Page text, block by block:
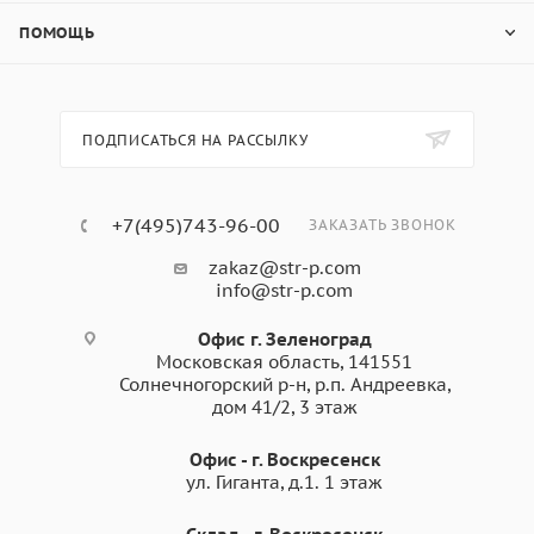
ПОМОЩЬ
ПОДПИСАТЬСЯ НА РАССЫЛКУ
+7(495)743-96-00 ЗАКАЗАТЬ ЗВОНОК
zakaz@str-p.com
info@str-p.com
Офис г. Зеленоград
Московская область, 141551
Солнечногорский р-н, р.п. Андреевка,
дом 41/2, 3 этаж
Офис - г. Воскресенск
ул. Гиганта, д.1. 1 этаж